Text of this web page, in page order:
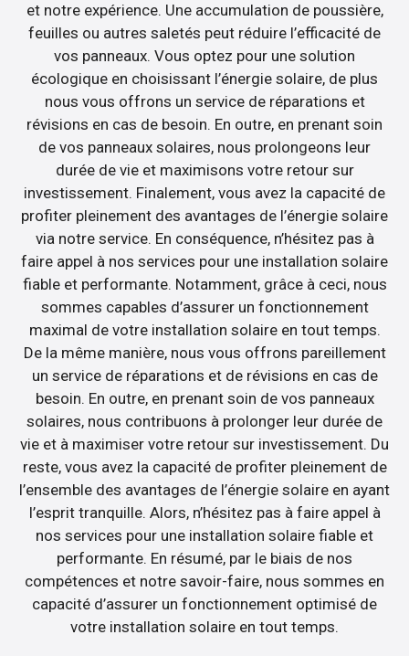
et notre expérience. Une accumulation de poussière,
feuilles ou autres saletés peut réduire l’efficacité de
vos panneaux. Vous optez pour une solution
écologique en choisissant l’énergie solaire, de plus
nous vous offrons un service de réparations et
révisions en cas de besoin. En outre, en prenant soin
de vos panneaux solaires, nous prolongeons leur
durée de vie et maximisons votre retour sur
investissement. Finalement, vous avez la capacité de
profiter pleinement des avantages de l’énergie solaire
via notre service. En conséquence, n’hésitez pas à
faire appel à nos services pour une installation solaire
fiable et performante. Notamment, grâce à ceci, nous
sommes capables d’assurer un fonctionnement
maximal de votre installation solaire en tout temps.
De la même manière, nous vous offrons pareillement
un service de réparations et de révisions en cas de
besoin. En outre, en prenant soin de vos panneaux
solaires, nous contribuons à prolonger leur durée de
vie et à maximiser votre retour sur investissement. Du
reste, vous avez la capacité de profiter pleinement de
l’ensemble des avantages de l’énergie solaire en ayant
l’esprit tranquille. Alors, n’hésitez pas à faire appel à
nos services pour une installation solaire fiable et
performante. En résumé, par le biais de nos
compétences et notre savoir-faire, nous sommes en
capacité d’assurer un fonctionnement optimisé de
votre installation solaire en tout temps.